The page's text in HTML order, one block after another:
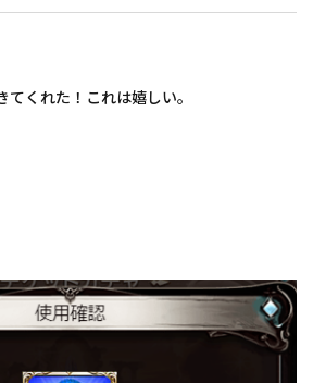
くれた！これは嬉しい。